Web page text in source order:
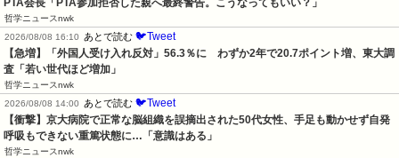
PTA会長「PTA参加拒否した親へ最終警告。こうなってもいい？」
哲学ニュースnwk
2026/08/08 16:10
あとで読む 🐦Tweet
【急増】「外国人受け入れ反対」56.3％に　わずか2年で20.7ポイント増、東大調
査「若い世代ほど増加」
哲学ニュースnwk
2026/08/08 14:00
あとで読む 🐦Tweet
【衝撃】京大病院で正常な脳組織を誤摘出された50代女性、手足も動かせず自発
呼吸もできない重篤状態に…「意識はある」
哲学ニュースnwk